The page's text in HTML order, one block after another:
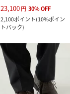
23,100円 30%OFF
2,100ポイント(10%ポイン
トバック)